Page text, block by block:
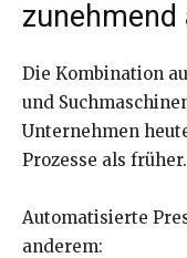
Die Kombination
und
Unternehmen
Prozesse als früher.
Automatisierte
anderem: